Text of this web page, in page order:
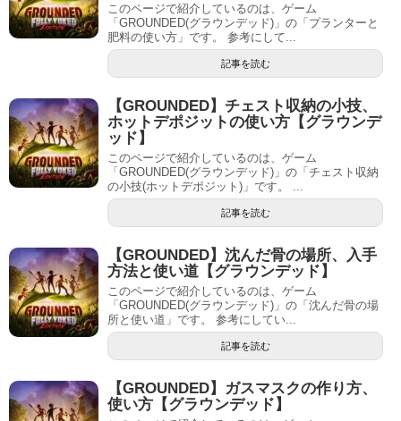
このページで紹介しているのは、ゲーム
「GROUNDED(グラウンデッド)」の「プランターと
肥料の使い方」です。 参考にして...
記事を読む
【GROUNDED】チェスト収納の小技、
ホットデポジットの使い方【グラウンデ
ッド】
このページで紹介しているのは、ゲーム
「GROUNDED(グラウンデッド)」の「チェスト収納
の小技(ホットデポジット)」です。 ...
記事を読む
【GROUNDED】沈んだ骨の場所、入手
方法と使い道【グラウンデッド】
このページで紹介しているのは、ゲーム
「GROUNDED(グラウンデッド)」の「沈んだ骨の場
所と使い道」です。 参考にしてい...
記事を読む
【GROUNDED】ガスマスクの作り方、
使い方【グラウンデッド】